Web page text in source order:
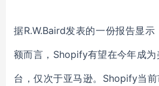
据R.W.Baird发表的一份报告显
额而言，Shopify有望在今年成
台，仅次于亚马逊。Shopify当